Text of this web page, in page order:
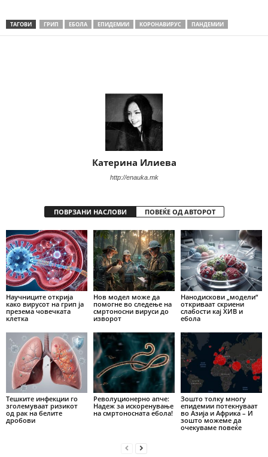
ТАГОВИ ГРИП ЕБОЛА ЕПИДЕМИИ КОРОНАВИРУС ПАНДЕМИИ
Катерина Илиева
http://enauka.mk
ПОВРЗАНИ НАСЛОВИ ПОВЕЌЕ ОД АВТОРОТ
Научниците открија
како вирусот на грип ја
презема човечката
клетка
Нов модел може да
помогне во следење на
смртоносни вируси до
изворот
Нанодискови „модели“
откриваат скриени
слабости кај ХИВ и
ебола
Тешките инфекции го
зголемуваат ризикот
од рак на белите
дробови
Револуционерно апче:
Надеж за искоренување
на смртоносната ебола!
Зошто толку многу
епидемии потекнуваат
во Азија и Африка – И
зошто можеме да
очекуваме повеќе